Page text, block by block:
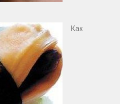
Как